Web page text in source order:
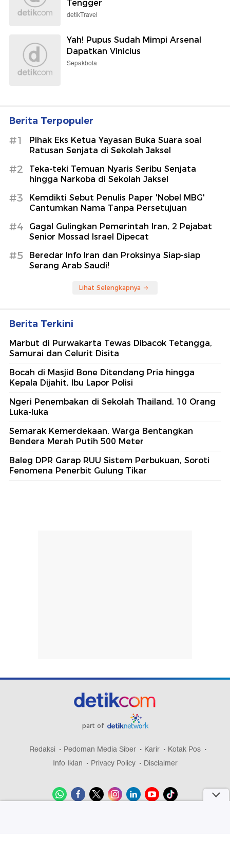
Tengger
detikTravel
Yah! Pupus Sudah Mimpi Arsenal
Dapatkan Vinicius
Sepakbola
Berita Terpopuler
#1
Pihak Eks Ketua Yayasan Buka Suara soal
Ratusan Senjata di Sekolah Jaksel
#2
Teka-teki Temuan Nyaris Seribu Senjata
hingga Narkoba di Sekolah Jaksel
#3
Kemdikti Sebut Penulis Paper 'Nobel MBG'
Cantumkan Nama Tanpa Persetujuan
#4
Gagal Gulingkan Pemerintah Iran, 2 Pejabat
Senior Mossad Israel Dipecat
#5
Beredar Info Iran dan Proksinya Siap-siap
Serang Arab Saudi!
Lihat Selengkapnya
Berita Terkini
Marbut di Purwakarta Tewas Dibacok Tetangga,
Samurai dan Celurit Disita
Bocah di Masjid Bone Ditendang Pria hingga
Kepala Dijahit, Ibu Lapor Polisi
Ngeri Penembakan di Sekolah Thailand, 10 Orang
Luka-luka
Semarak Kemerdekaan, Warga Bentangkan
Bendera Merah Putih 500 Meter
Baleg DPR Garap RUU Sistem Perbukuan, Soroti
Fenomena Penerbit Gulung Tikar
part of
Redaksi Pedoman Media Siber Karir
Kotak Pos
Info Iklan
Privacy Policy Disclaimer